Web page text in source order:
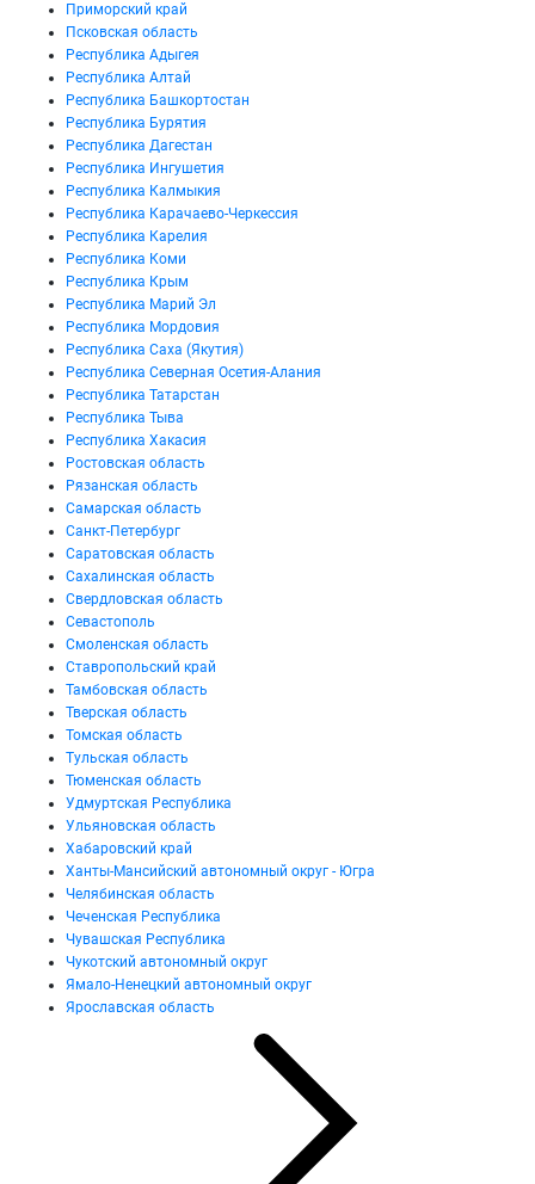
Приморский край
Псковская область
Республика Адыгея
Республика Алтай
Республика Башкортостан
Республика Бурятия
Республика Дагестан
Республика Ингушетия
Республика Калмыкия
Республика Карачаево-Черкессия
Республика Карелия
Республика Коми
Республика Крым
Республика Марий Эл
Республика Мордовия
Республика Саха (Якутия)
Республика Северная Осетия-Алания
Республика Татарстан
Республика Тыва
Республика Хакасия
Ростовская область
Рязанская область
Самарская область
Санкт-Петербург
Саратовская область
Сахалинская область
Свердловская область
Севастополь
Смоленская область
Ставропольский край
Тамбовская область
Тверская область
Томская область
Тульская область
Тюменская область
Удмуртская Республика
Ульяновская область
Хабаровский край
Ханты-Мансийский автономный округ - Югра
Челябинская область
Чеченская Республика
Чувашская Республика
Чукотский автономный округ
Ямало-Ненецкий автономный округ
Ярославская область